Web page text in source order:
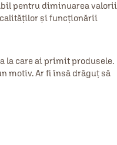
pentru diminuarea valorii
calităţilor şi funcţionării
la care ai primit produsele.
motiv. Ar fi însă drăguţ să